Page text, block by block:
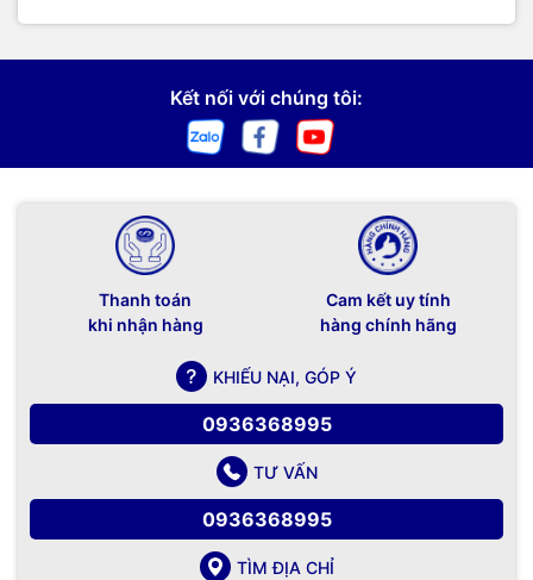
Kết nối với chúng tôi:
Thanh toán
khi nhận hàng
Cam kết uy tính
hàng chính hãng
KHIẾU NẠI, GÓP Ý
0936368995
TƯ VẤN
0936368995
TÌM ĐỊA CHỈ